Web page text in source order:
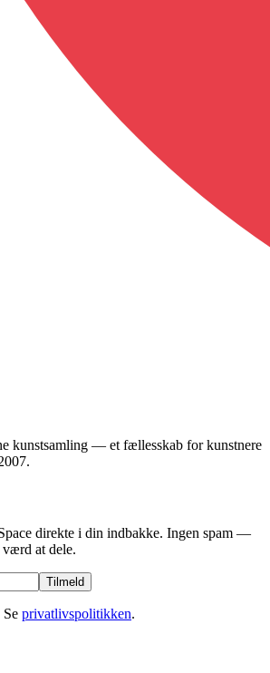
kunstsamling — et fællesskab for kunstnere
direkte i din indbakke. Ingen spam —
værd at dele.
Tilmeld
Se privatlivspolitikken.